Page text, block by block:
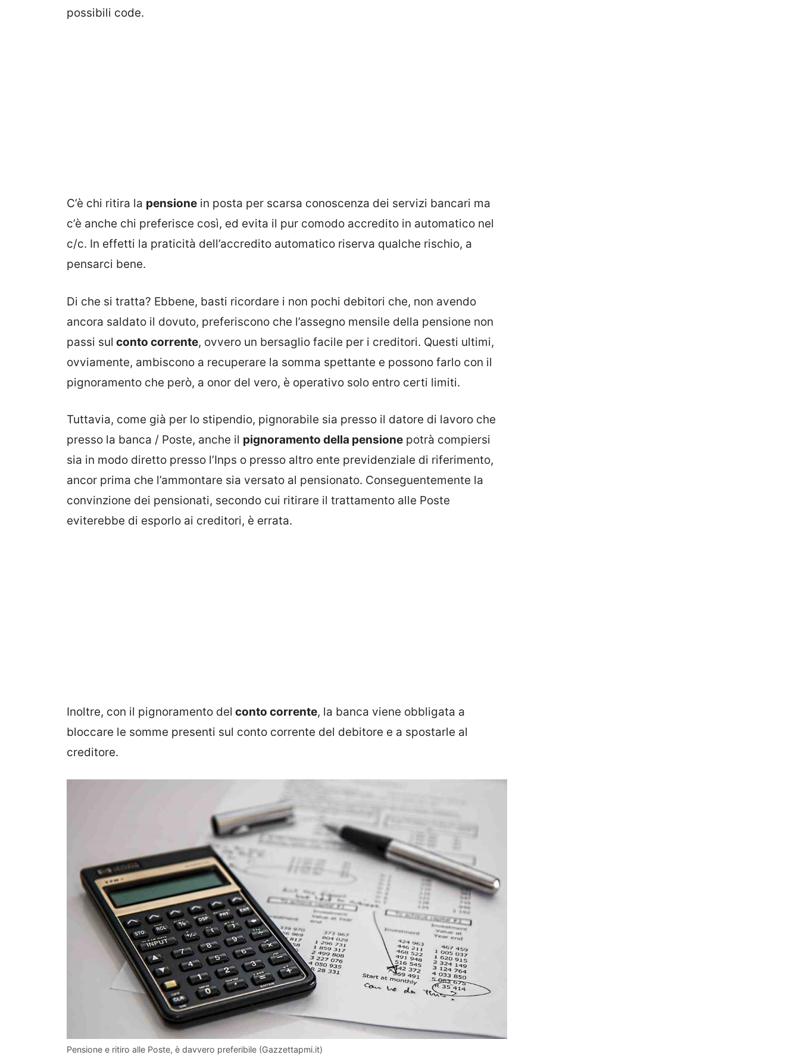
possibili code.
C’è chi ritira la pensione in posta per scarsa conoscenza dei servizi bancari ma
c’è anche chi preferisce così, ed evita il pur comodo accredito in automatico nel
c/c. In effetti la praticità dell’accredito automatico riserva qualche rischio, a
pensarci bene.
Di che si tratta? Ebbene, basti ricordare i non pochi debitori che, non avendo
ancora saldato il dovuto, preferiscono che l’assegno mensile della pensione non
passi sul conto corrente, ovvero un bersaglio facile per i creditori. Questi ultimi,
ovviamente, ambiscono a recuperare la somma spettante e possono farlo con il
pignoramento che però, a onor del vero, è operativo solo entro certi limiti.
Tuttavia, come già per lo stipendio, pignorabile sia presso il datore di lavoro che
presso la banca / Poste, anche il pignoramento della pensione potrà compiersi
sia in modo diretto presso l’Inps o presso altro ente previdenziale di riferimento,
ancor prima che l’ammontare sia versato al pensionato. Conseguentemente la
convinzione dei pensionati, secondo cui ritirare il trattamento alle Poste
eviterebbe di esporlo ai creditori, è errata.
Inoltre, con il pignoramento del conto corrente, la banca viene obbligata a
bloccare le somme presenti sul conto corrente del debitore e a spostarle al
creditore.
Pensione e ritiro alle Poste, è davvero preferibile (Gazzettapmi.it)